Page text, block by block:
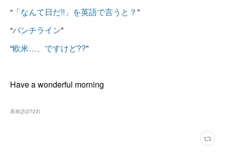
“ 「なんて日だ!!」を英語で言うと？”
“パンチライン”
“欧米…、ですけど??”
Have a wonderful morning
英単語(2723)